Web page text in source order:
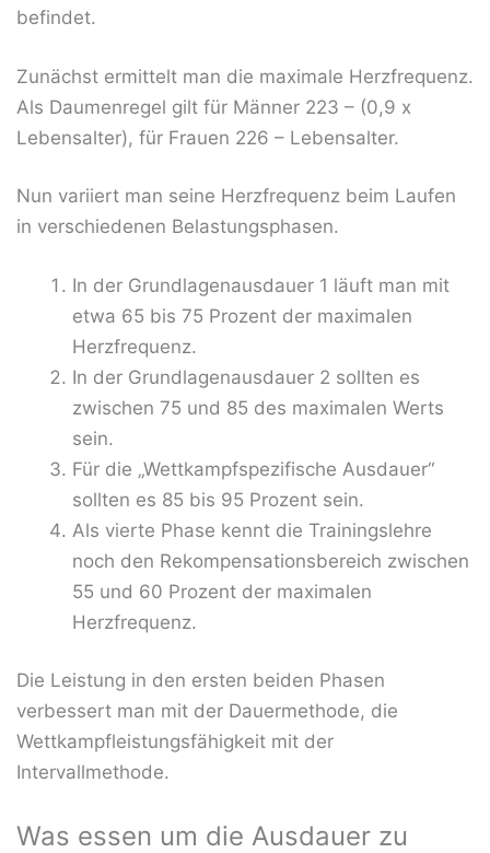
befindet.
Zunächst ermittelt man die maximale Herzfrequenz.
Als Daumenregel gilt für Männer 223 – (0,9 x
Lebensalter), für Frauen 226 – Lebensalter.
Nun variiert man seine Herzfrequenz beim Laufen
in verschiedenen Belastungsphasen.
In der Grundlagenausdauer 1 läuft man mit
etwa 65 bis 75 Prozent der maximalen
Herzfrequenz.
In der Grundlagenausdauer 2 sollten es
zwischen 75 und 85 des maximalen Werts
sein.
Für die „Wettkampfspezifische Ausdauer“
sollten es 85 bis 95 Prozent sein.
Als vierte Phase kennt die Trainingslehre
noch den Rekompensationsbereich zwischen
55 und 60 Prozent der maximalen
Herzfrequenz.
Die Leistung in den ersten beiden Phasen
verbessert man mit der Dauermethode, die
Wettkampfleistungsfähigkeit mit der
Intervallmethode.
Was essen um die Ausdauer zu